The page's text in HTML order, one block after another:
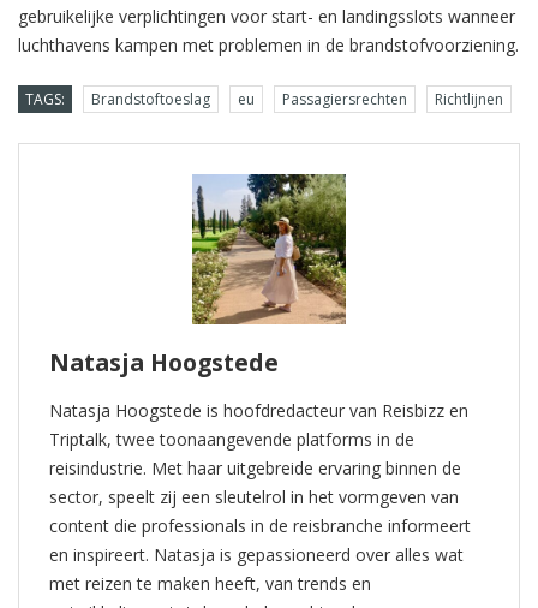
gebruikelijke verplichtingen voor start- en landingsslots wanneer
luchthavens kampen met problemen in de brandstofvoorziening.
TAGS: Brandstoftoeslag eu Passagiersrechten Richtlijnen
Natasja Hoogstede
Natasja Hoogstede is hoofdredacteur van Reisbizz en
Triptalk, twee toonaangevende platforms in de
reisindustrie. Met haar uitgebreide ervaring binnen de
sector, speelt zij een sleutelrol in het vormgeven van
content die professionals in de reisbranche informeert
en inspireert. Natasja is gepassioneerd over alles wat
met reizen te maken heeft, van trends en